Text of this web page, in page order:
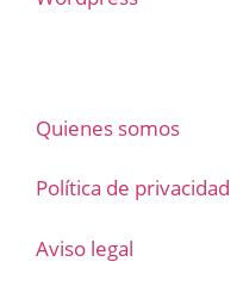
Quienes somos
Política de privacidad
Aviso legal